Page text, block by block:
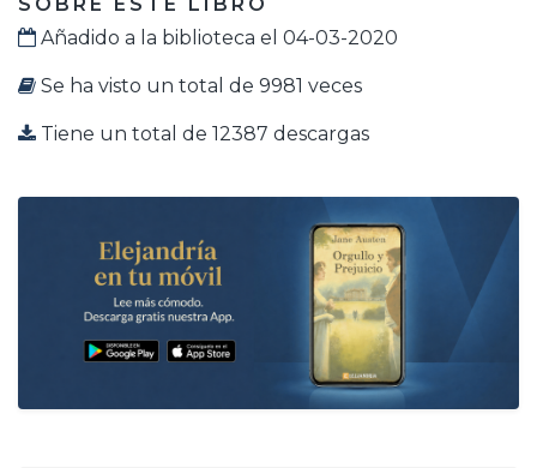
Añadido a la biblioteca el 04-03-2020
Se ha visto un total de 9981 veces
Tiene un total de 12387 descargas